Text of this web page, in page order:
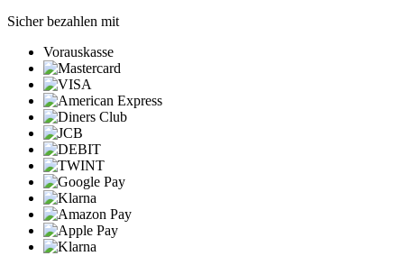
Sicher bezahlen mit
Vorauskasse